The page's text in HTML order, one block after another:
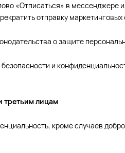
«Отписаться» в мессенджере
отправку
о защите
и
третьим лицам
кроме случаев